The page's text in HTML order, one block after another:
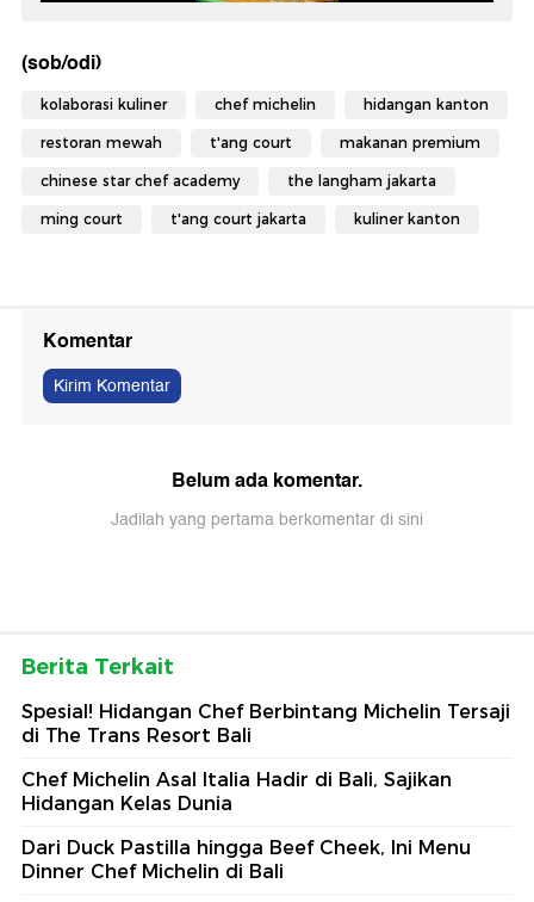
(sob/odi)
kolaborasi kuliner chef michelin hidangan kanton
restoran mewah t'ang court makanan premium
chinese star chef academy the langham jakarta
ming court t'ang court jakarta kuliner kanton
Komentar
Kirim Komentar
Belum ada komentar.
Jadilah yang pertama berkomentar di sini
Berita Terkait
Spesial! Hidangan Chef Berbintang Michelin Tersaji
di The Trans Resort Bali
Chef Michelin Asal Italia Hadir di Bali, Sajikan
Hidangan Kelas Dunia
Dari Duck Pastilla hingga Beef Cheek, Ini Menu
Dinner Chef Michelin di Bali